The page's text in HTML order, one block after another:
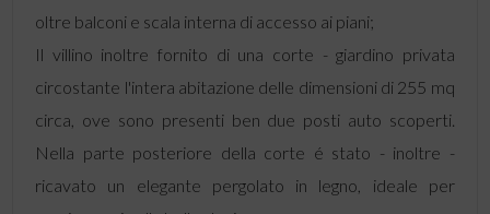
oltre balconi e scala interna di accesso ai piani;
Il villino inoltre fornito di una corte - giardino privata
circostante l'intera abitazione delle dimensioni di 255 mq
circa, ove sono presenti ben due posti auto scoperti.
Nella parte posteriore della corte é stato - inoltre -
ricavato un elegante pergolato in legno, ideale per